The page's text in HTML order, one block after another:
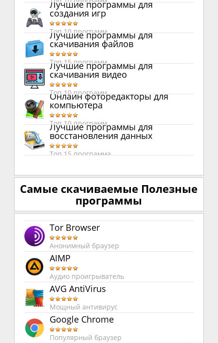
Лучшие программы для
создания игр
Топ 10 программ
Лучшие программы для
скачивания файлов
Топ 15 программ
Лучшие программы для
скачивания видео
Топ 10 программ
Онлайн фоторедакторы для
компьютера
Топ 10 программ
Лучшие программы для
восстановления данных
Топ 15 программа
Самые скачиваемые Полезные
программы
Tor Browser
Анонимный браузер
AIMP
Аудио проигрыватель
AVG AntiVirus
Мощный антивирус
Google Chrome
Популярный браузер